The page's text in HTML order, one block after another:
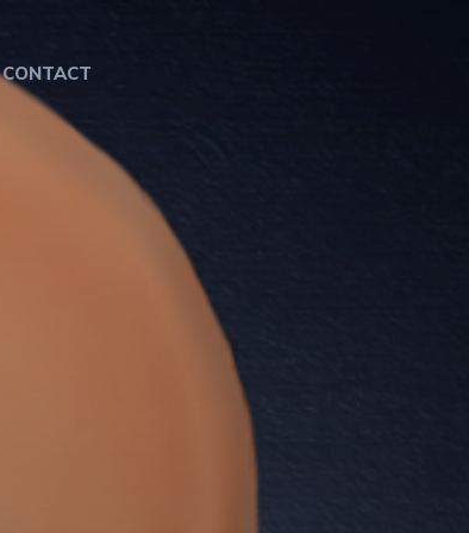
CONTACT